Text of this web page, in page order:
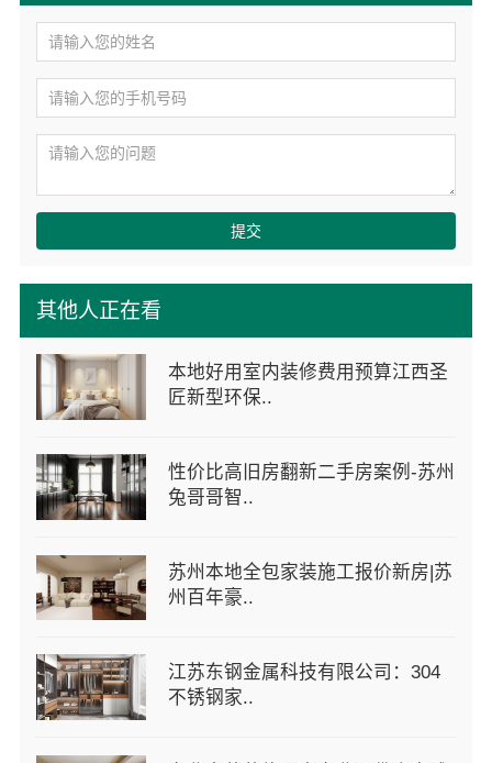
其他人正在看
本地好用室内装修费用预算江西圣
匠新型环保..
性价比高旧房翻新二手房案例-苏州
兔哥哥智..
苏州本地全包家装施工报价新房|苏
州百年豪..
江苏东钢金属科技有限公司：304
不锈钢家..
提交